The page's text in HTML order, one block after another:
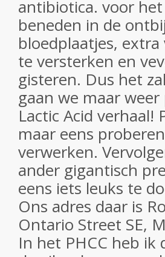
antibiotica. voor
beneden in de
bloedplaatjes,
te versterken en
gisteren. Dus het
gaan we maar
Lactic Acid
maar eens
verwerken.
ander gigantisch
eens iets leuks te
Ons adres daar is
Ontario Street SE,
In het PHCC heb